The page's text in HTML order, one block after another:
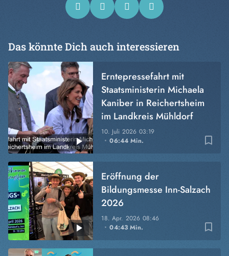
Das könnte Dich auch interessieren
bookmark_border
10. Juli 2026 03:19
06:44 Min.
Erntepressefahrt mit
Staatsministerin Michaela
Kaniber in Reichertsheim
im Landkreis Mühldorf
bookmark_border
18. Apr. 2026 08:46
04:43 Min.
Eröffnung der
Bildungsmesse Inn-Salzach
2026